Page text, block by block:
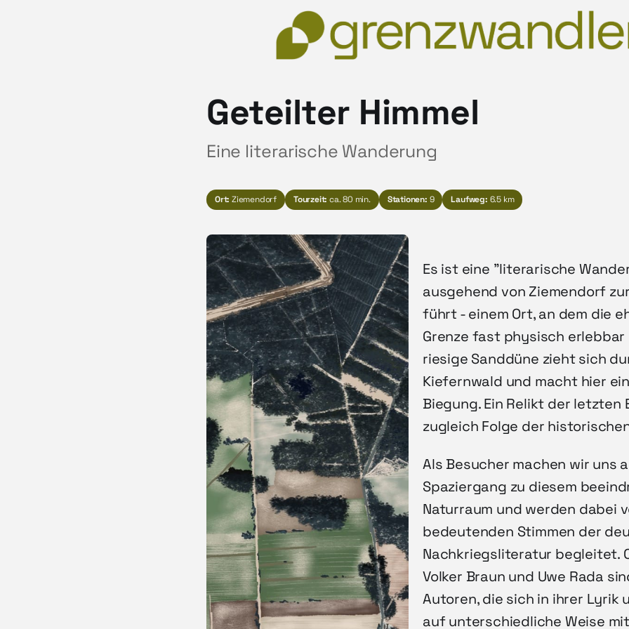
Geteilter Himmel
Eine literarische Wanderung
Ort: Ziemendorf Tourzeit: ca. 80 min. Stationen: 9 Laufweg: 6.5 km
Es ist eine "literarische
ausgehend von Ziemendorf
führt - einem Ort, an dem die
Grenze fast physisch erlebbar
riesige Sanddüne zieht sich
Kiefernwald und macht hier
Biegung. Ein Relikt der letzten
zugleich Folge der
Als Besucher machen wir uns
Spaziergang zu diesem
Naturraum und werden dabei
bedeutenden Stimmen der
Nachkriegsliteratur begleitet.
Volker Braun und Uwe Rada
Autoren, die sich in ihrer Lyrik
auf unterschiedliche Weise